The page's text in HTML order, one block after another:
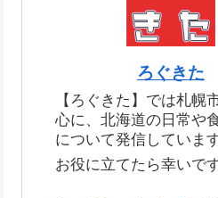
ろぐきた
【ろぐきた】では札幌
心に、北海道の日常や
について発信していま
お役に立てたら幸いで